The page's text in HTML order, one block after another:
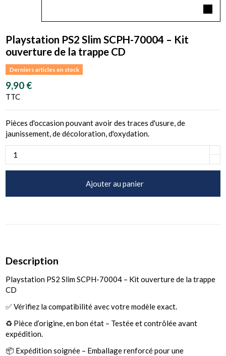
Playstation PS2 Slim SCPH-70004 – Kit
ouverture de la trappe CD
Derniers articles en stock
9,90 €
TTC
Pièces d'occasion pouvant avoir des traces d'usure, de
jaunissement, de décoloration, d'oxydation.
Ajouter au panier
Description
Playstation PS2 Slim SCPH-70004 – Kit ouverture de la trappe
CD
✅ Vérifiez la compatibilité avec votre modèle exact.
♻️ Pièce d’origine, en bon état – Testée et contrôlée avant
expédition.
📦 Expédition soignée – Emballage renforcé pour une